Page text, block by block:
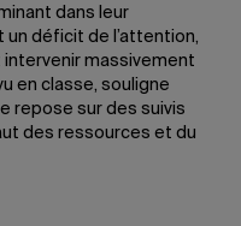
dans leur
un déficit de l’attention,
intervenir massivement
en classe, souligne
repose sur des suivis
des ressources et du